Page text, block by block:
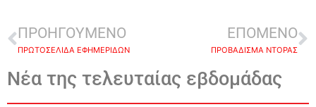
ΠΡΟΗΓΟΥΜΕΝΟ
ΠΡΩΤΟΣΕΛΙΔΑ ΕΦΗΜΕΡΙΔΩΝ
ΕΠΟΜΕΝΟ
ΠΡΟΒΑΔΙΣΜΑ ΝΤΟΡΑΣ
Νέα της τελευταίας εβδομάδας